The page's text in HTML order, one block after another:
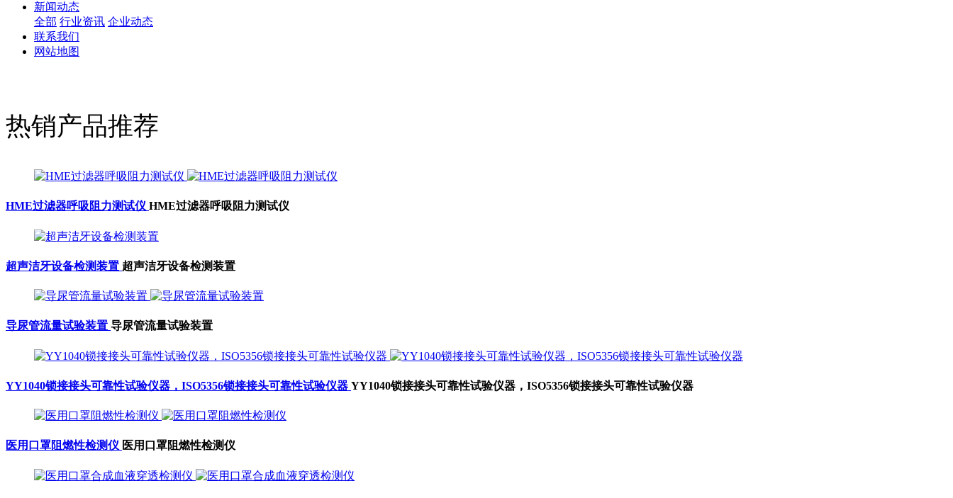
新闻动态
全部 行业资讯 企业动态
联系我们
网站地图
热销产品推荐
HME过滤器呼吸阻力测试仪 HME过滤器呼吸阻力测试仪
超声洁牙设备检测装置 超声洁牙设备检测装置
导尿管流量试验装置 导尿管流量试验装置
YY1040锁接接头可靠性试验仪器，ISO5356锁接接头可靠性试验仪器 YY1040锁接接头可靠性试验仪器，ISO5356锁接接头可靠性试验仪器
医用口罩阻燃性检测仪 医用口罩阻燃性检测仪